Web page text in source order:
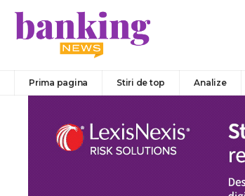
Prima pagina Stiri de top Analize